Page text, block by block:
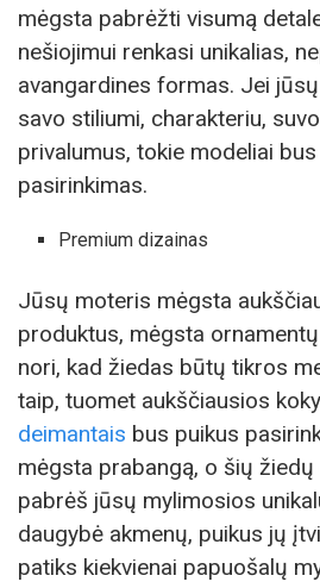
mėgsta pabrėžti visumą
nešiojimui renkasi unikalias,
avangardines formas. Jei
savo stiliumi, charakteriu,
privalumus, tokie modeliai
pasirinkimas.
Premium dizainas
Jūsų moteris mėgsta
produktus, mėgsta
nori, kad žiedas būtų tikros
taip, tuomet aukščiausios
deimantais bus puikus
mėgsta prabangą, o šių žiedų
pabrėš jūsų mylimosios
daugybė akmenų, puikus jų
patiks kiekvienai papuošalų